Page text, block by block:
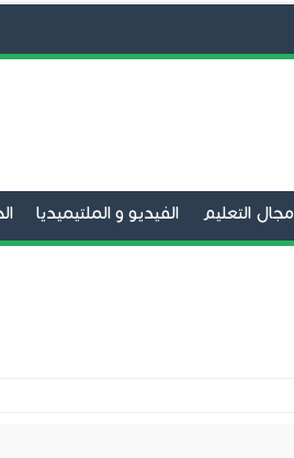
مجال التعليم الفيديو و الملتيميديا